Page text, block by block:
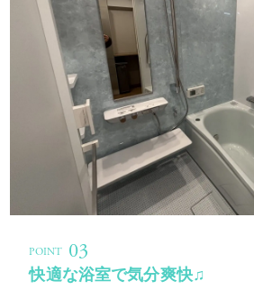
快適な浴室で気分爽快♫